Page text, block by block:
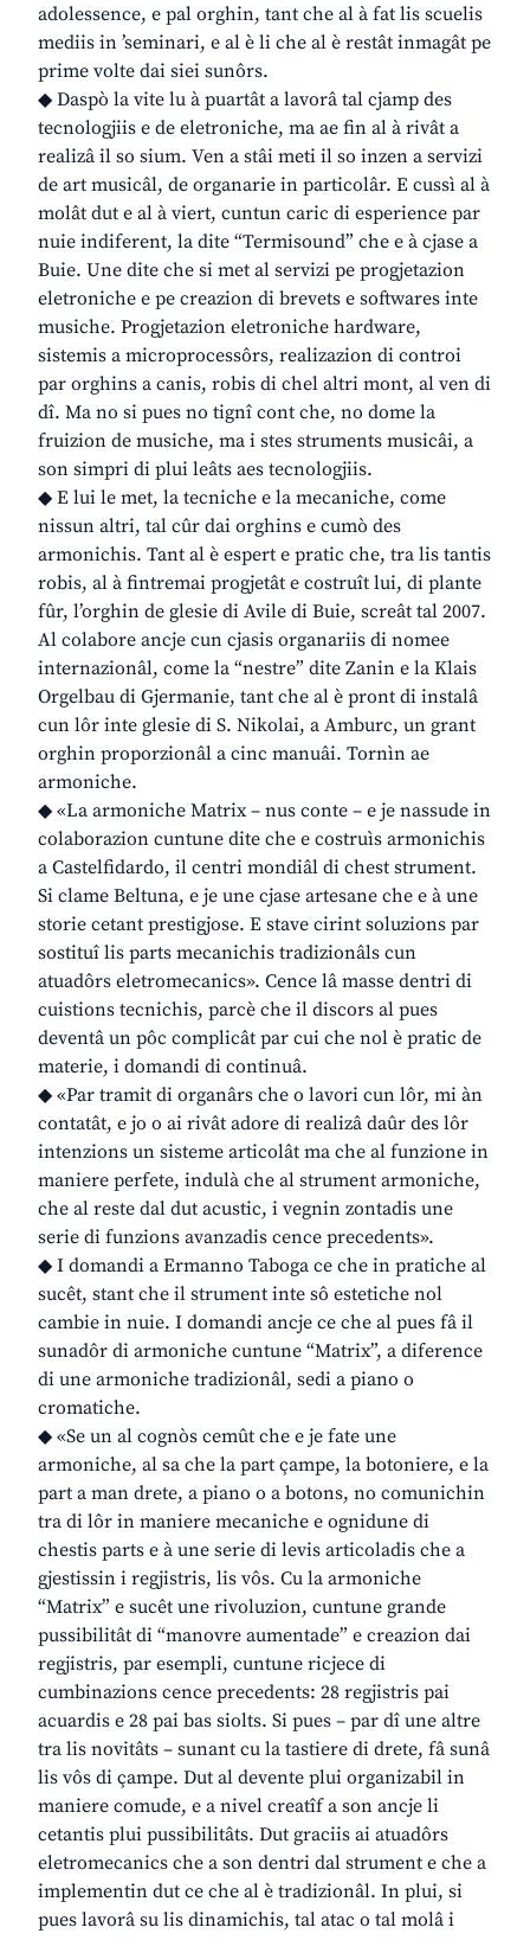
adolessence, e pal orghin, tant che al à fat lis scuelis
mediis in ’seminari, e al è li che al è restât inmagât pe
prime volte dai siei sunôrs.
◆ Daspò la vite lu à puartât a lavorâ tal cjamp des
tecnologjiis e de eletroniche, ma ae fin al à rivât a
realizâ il so sium. Ven a stâi meti il so inzen a servizi
de art musicâl, de organarie in particolâr. E cussì al à
molât dut e al à viert, cuntun caric di esperience par
nuie indiferent, la dite “Termisound” che e à cjase a
Buie. Une dite che si met al servizi pe progjetazion
eletroniche e pe creazion di brevets e softwares inte
musiche. Progjetazion eletroniche hardware,
sistemis a microprocessôrs, realizazion di controi
par orghins a canis, robis di chel altri mont, al ven di
dî. Ma no si pues no tignî cont che, no dome la
fruizion de musiche, ma i stes struments musicâi, a
son simpri di plui leâts aes tecnologjiis.
◆ E lui le met, la tecniche e la mecaniche, come
nissun altri, tal cûr dai orghins e cumò des
armonichis. Tant al è espert e pratic che, tra lis tantis
robis, al à fintremai progjetât e costruît lui, di plante
fûr, l’orghin de glesie di Avile di Buie, screât tal 2007.
Al colabore ancje cun cjasis organariis di nomee
internazionâl, come la “nestre” dite Zanin e la Klais
Orgelbau di Gjermanie, tant che al è pront di instalâ
cun lôr inte glesie di S. Nikolai, a Amburc, un grant
orghin proporzionâl a cinc manuâi. Tornìn ae
armoniche.
◆ «La armoniche Matrix – nus conte – e je nassude in
colaborazion cuntune dite che e costruìs armonichis
a Castelfidardo, il centri mondiâl di chest strument.
Si clame Beltuna, e je une cjase artesane che e à une
storie cetant prestigjose. E stave cirint soluzions par
sostituî lis parts mecanichis tradizionâls cun
atuadôrs eletromecanics». Cence lâ masse dentri di
cuistions tecnichis, parcè che il discors al pues
deventâ un pôc complicât par cui che nol è pratic de
materie, i domandi di continuâ.
◆ «Par tramit di organârs che o lavori cun lôr, mi àn
contatât, e jo o ai rivât adore di realizâ daûr des lôr
intenzions un sisteme articolât ma che al funzione in
maniere perfete, indulà che al strument armoniche,
che al reste dal dut acustic, i vegnin zontadis une
serie di funzions avanzadis cence precedents».
◆ I domandi a Ermanno Taboga ce che in pratiche al
sucêt, stant che il strument inte sô estetiche nol
cambie in nuie. I domandi ancje ce che al pues fâ il
sunadôr di armoniche cuntune “Matrix”, a diference
di une armoniche tradizionâl, sedi a piano o
cromatiche.
◆ «Se un al cognòs cemût che e je fate une
armoniche, al sa che la part çampe, la botoniere, e la
part a man drete, a piano o a botons, no comunichin
tra di lôr in maniere mecaniche e ognidune di
chestis parts e à une serie di levis articoladis che a
gjestissin i regjistris, lis vôs. Cu la armoniche
“Matrix” e sucêt une rivoluzion, cuntune grande
pussibilitât di “manovre aumentade” e creazion dai
regjistris, par esempli, cuntune ricjece di
cumbinazions cence precedents: 28 regjistris pai
acuardis e 28 pai bas siolts. Si pues – par dî une altre
tra lis novitâts – sunant cu la tastiere di drete, fâ sunâ
lis vôs di çampe. Dut al devente plui organizabil in
maniere comude, e a nivel creatîf a son ancje li
cetantis plui pussibilitâts. Dut graciis ai atuadôrs
eletromecanics che a son dentri dal strument e che a
implementin dut ce che al è tradizionâl. In plui, si
pues lavorâ su lis dinamichis, tal atac o tal molâ i